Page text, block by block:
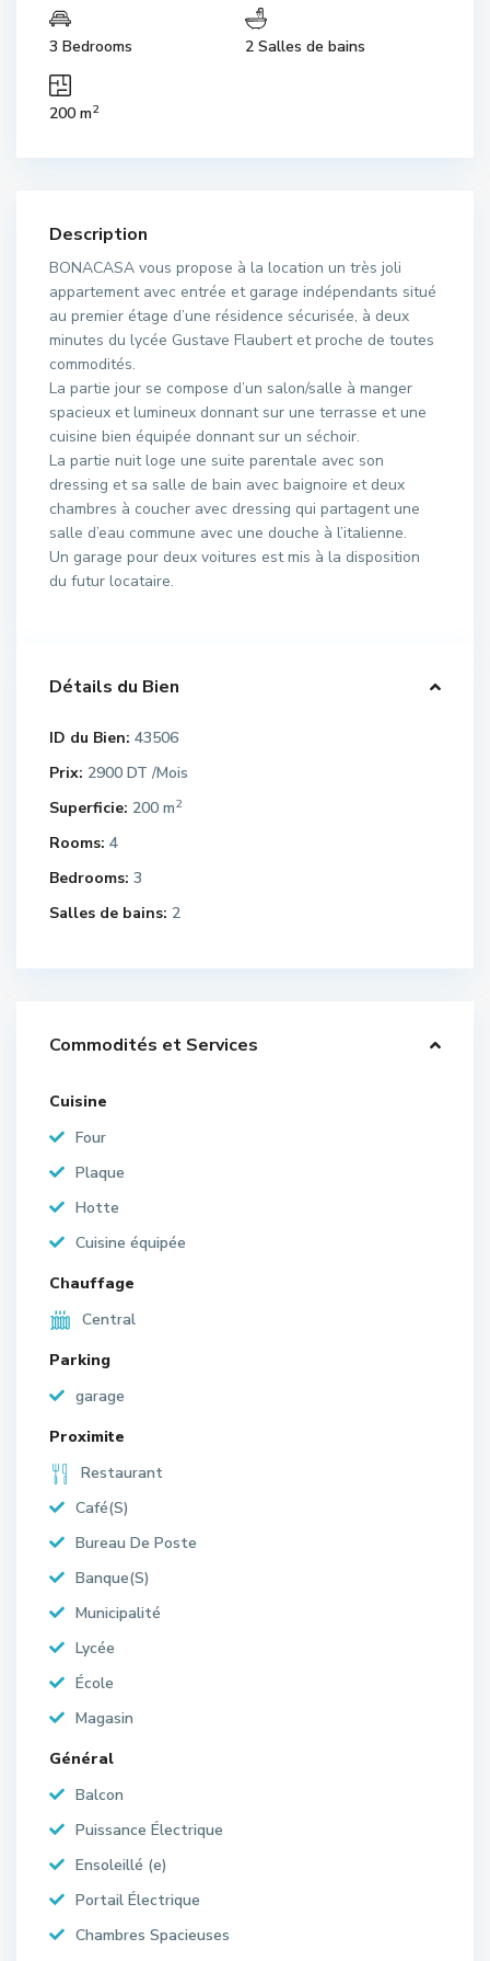
3 Bedrooms 2 Salles de bains
200 m2
Description
BONACASA vous propose à la location un très joli
appartement avec entrée et garage indépendants situé
au premier étage d’une résidence sécurisée, à deux
minutes du lycée Gustave Flaubert et proche de toutes
commodités.
La partie jour se compose d’un salon/salle à manger
spacieux et lumineux donnant sur une terrasse et une
cuisine bien équipée donnant sur un séchoir.
La partie nuit loge une suite parentale avec son
dressing et sa salle de bain avec baignoire et deux
chambres à coucher avec dressing qui partagent une
salle d’eau commune avec une douche à l’italienne.
Un garage pour deux voitures est mis à la disposition
du futur locataire.
Détails du Bien
ID du Bien: 43506
Prix: 2900 DT /Mois
Superficie: 200 m2
Rooms: 4
Bedrooms: 3
Salles de bains: 2
Commodités et Services
Cuisine
Four
Plaque
Hotte
Cuisine équipée
Chauffage
Central
Parking
garage
Proximite
Restaurant
Café(S)
Bureau De Poste
Banque(S)
Municipalité
Lycée
École
Magasin
Général
Balcon
Puissance Électrique
Ensoleillé (e)
Portail Électrique
Chambres Spacieuses